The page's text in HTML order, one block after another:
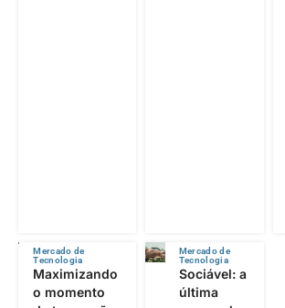
Mercado de
Tecnologia
Maximizando
o momento
Mercado de
Tecnologia
Sociável: a
última